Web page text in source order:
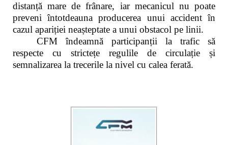
distanță mare de frânare, iar mecanicul nu poate
preveni întotdeauna producerea unui accident în
cazul apariției neașteptate a unui obstacol pe linii.
CFM îndeamnă participanții la trafic să
respecte cu strictețe regulile de circulație și
semnalizarea la trecerile la nivel cu calea ferată.